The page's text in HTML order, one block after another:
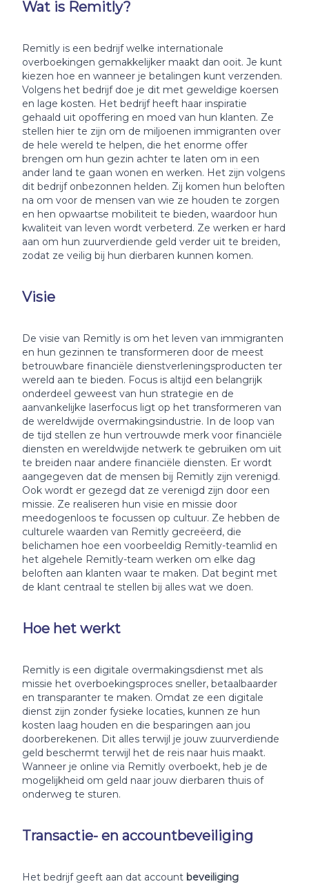
Wat is Remitly?
Remitly is een bedrijf welke internationale
overboekingen gemakkelijker maakt dan ooit. Je kunt
kiezen hoe en wanneer je betalingen kunt verzenden.
Volgens het bedrijf doe je dit met geweldige koersen
en lage kosten. Het bedrijf heeft haar inspiratie
gehaald uit opoffering en moed van hun klanten. Ze
stellen hier te zijn om de miljoenen immigranten over
de hele wereld te helpen, die het enorme offer
brengen om hun gezin achter te laten om in een
ander land te gaan wonen en werken. Het zijn volgens
dit bedrijf onbezonnen helden. Zij komen hun beloften
na om voor de mensen van wie ze houden te zorgen
en hen opwaartse mobiliteit te bieden, waardoor hun
kwaliteit van leven wordt verbeterd. Ze werken er hard
aan om hun zuurverdiende geld verder uit te breiden,
zodat ze veilig bij hun dierbaren kunnen komen.
Visie
De visie van Remitly is om het leven van immigranten
en hun gezinnen te transformeren door de meest
betrouwbare financiële dienstverleningsproducten ter
wereld aan te bieden. Focus is altijd een belangrijk
onderdeel geweest van hun strategie en de
aanvankelijke laserfocus ligt op het transformeren van
de wereldwijde overmakingsindustrie. In de loop van
de tijd stellen ze hun vertrouwde merk voor financiële
diensten en wereldwijde netwerk te gebruiken om uit
te breiden naar andere financiële diensten. Er wordt
aangegeven dat de mensen bij Remitly zijn verenigd.
Ook wordt er gezegd dat ze verenigd zijn door een
missie. Ze realiseren hun visie en missie door
meedogenloos te focussen op cultuur. Ze hebben de
culturele waarden van Remitly gecreëerd, die
belichamen hoe een voorbeeldig Remitly-teamlid en
het algehele Remitly-team werken om elke dag
beloften aan klanten waar te maken. Dat begint met
de klant centraal te stellen bij alles wat we doen.
Hoe het werkt
Remitly is een digitale overmakingsdienst met als
missie het overboekingsproces sneller, betaalbaarder
en transparanter te maken. Omdat ze een digitale
dienst zijn zonder fysieke locaties, kunnen ze hun
kosten laag houden en die besparingen aan jou
doorberekenen. Dit alles terwijl je jouw zuurverdiende
geld beschermt terwijl het de reis naar huis maakt.
Wanneer je online via Remitly overboekt, heb je de
mogelijkheid om geld naar jouw dierbaren thuis of
onderweg te sturen.
Transactie- en accountbeveiliging
Het bedrijf geeft aan dat account beveiliging